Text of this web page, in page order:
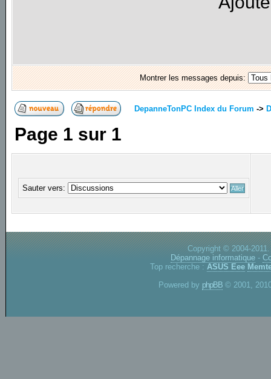
Montrer les messages depuis:
DepanneTonPC Index du Forum ->
Page 1 sur 1
Sauter vers:
Copyright © 2004-
Dépannage informatique -
Top recherche : ASUS Eee
Powered by phpBB © 2001,